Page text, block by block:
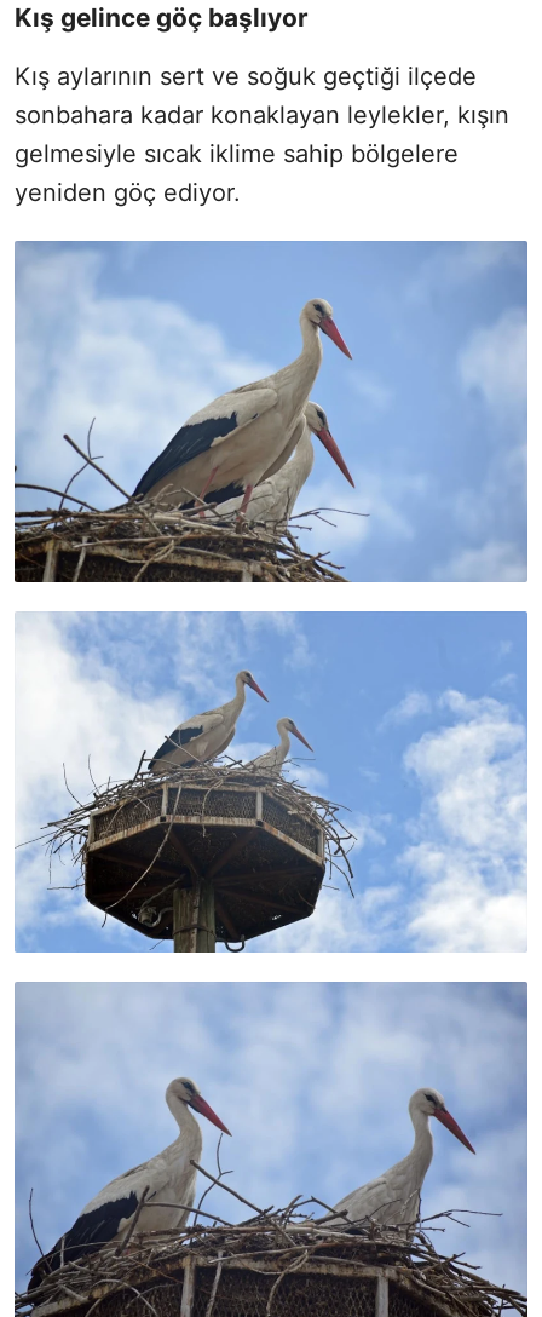
Kış gelince göç başlıyor
Kış aylarının sert ve soğuk geçtiği ilçede
sonbahara kadar konaklayan leylekler, kışın
gelmesiyle sıcak iklime sahip bölgelere
yeniden göç ediyor.